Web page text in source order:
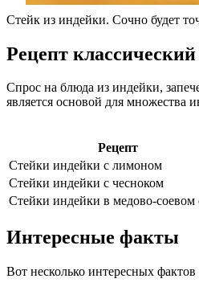
Стейк из индейки. Сочно будет
Рецепт классический
Спрос на блюда из индейки,
является основой для множества
Рецепт
Стейки индейки с лимоном
Стейки индейки с чесноком
Стейки индейки в медово-соевом
Интересные факты
Вот несколько интересных